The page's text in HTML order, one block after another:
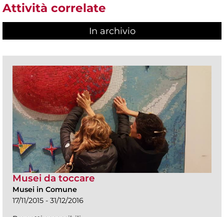
Attività correlate
In archivio
Musei da toccare
Musei in Comune
17/11/2015 - 31/12/2016